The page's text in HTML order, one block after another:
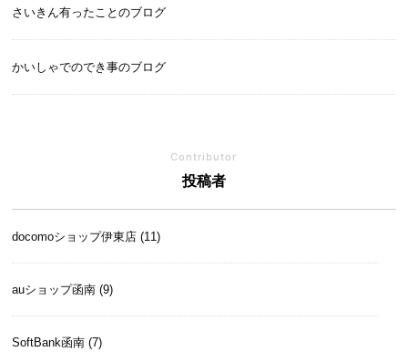
さいきん有ったことのブログ
かいしゃでのでき事のブログ
Contributor
投稿者
docomoショップ伊東店 (11)
auショップ函南 (9)
SoftBank函南 (7)